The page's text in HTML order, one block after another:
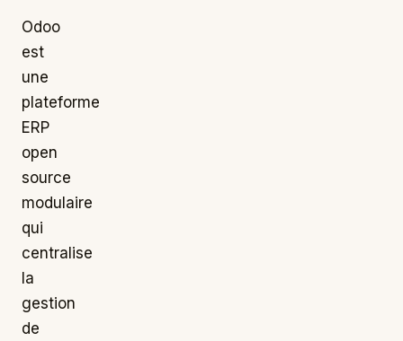
Odoo
est
une
plateforme
ERP
open
source
modulaire
qui
centralise
la
gestion
de